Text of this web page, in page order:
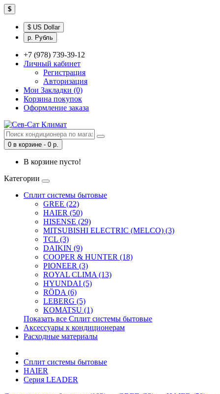
$
$ US Dollar
р. Рубль
+7 (978) 739-39-12
Личный кабинет
Регистрация
Авторизация
Мои Закладки (0)
Корзина покупок
Оформление заказа
0 в корзине - 0 р.
В корзине пусто!
Категории
Сплит системы бытовые
GREE (22)
HAIER (50)
HISENSE (29)
MITSUBISHI ELECTRIC (MELCO) (3)
TCL (3)
DAIKIN (9)
COOPER & HUNTER (18)
PIONEER (3)
ROYAL CLIMA (13)
HYUNDAI (5)
RÖDA (6)
LEBERG (5)
KOMATSU (1)
Показать все Сплит системы бытовые
Аксессуары к кондиционерам
Расходные материалы
Сплит системы бытовые
HAIER
Серия LEADER